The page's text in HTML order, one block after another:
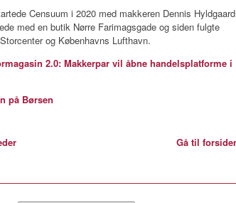
Censuum i 2020 med makkeren Dennis Hyldgaard
med en butik Nørre Farimagsgade og siden fulgte
og Københavns Lufthavn.
2.0: Makkerpar vil åbne handelsplatforme i
på Børsen
Gå til